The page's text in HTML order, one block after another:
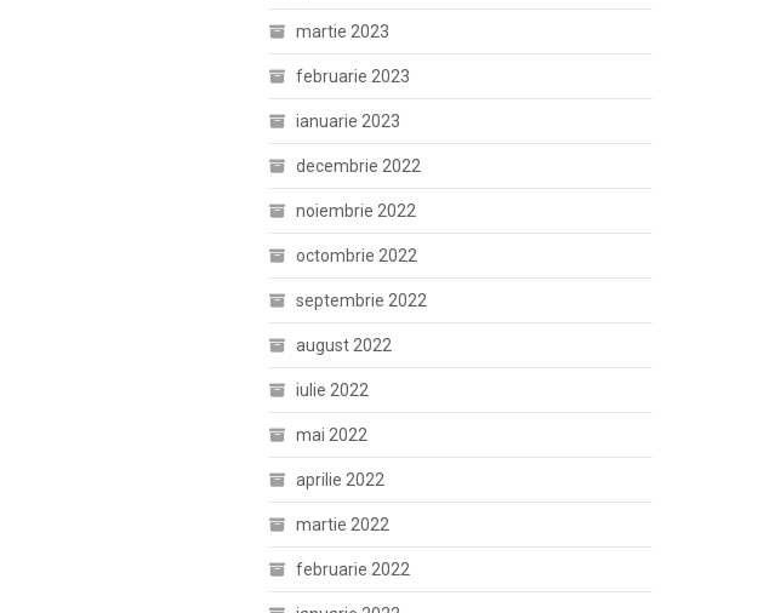
martie 2023
februarie 2023
ianuarie 2023
decembrie 2022
noiembrie 2022
octombrie 2022
septembrie 2022
august 2022
iulie 2022
mai 2022
aprilie 2022
martie 2022
februarie 2022